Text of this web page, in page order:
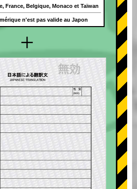
+
France, Belgique, Monaco et Taïwan
n'est pas valide au Japon